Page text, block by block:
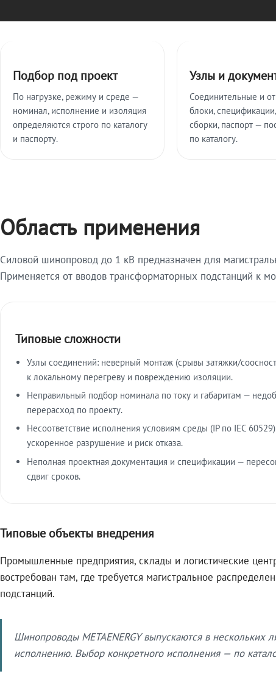
Подбор под проект
По нагрузке, режиму и среде —
номинал, исполнение и изоляция
определяются строго по каталогу
и паспорту.
Узлы и
Соединительные и
блоки,
сборки, паспорт —
по каталогу.
Область применения
Силовой шинопровод до 1 кВ предназначен для
Применяется от вводов трансформаторных подстанций к
Типовые сложности
Узлы соединений: неверный монтаж (срывы затяжки/
к локальному перегреву и повреждению изоляции.
Неправильный подбор номинала по току и габаритам —
перерасход по проекту.
Несоответствие исполнения условиям среды (IP по IEC
ускоренное разрушение и риск отказа.
Неполная проектная документация и спецификации —
сдвиг сроков.
Типовые объекты внедрения
Промышленные предприятия, склады и логистические
востребован там, где требуется магистральное
подстанций.
Шинопроводы METAENERGY выпускаются в
исполнению. Выбор конкретного исполнения — по